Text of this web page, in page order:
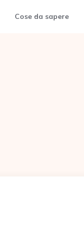
Cose da sapere